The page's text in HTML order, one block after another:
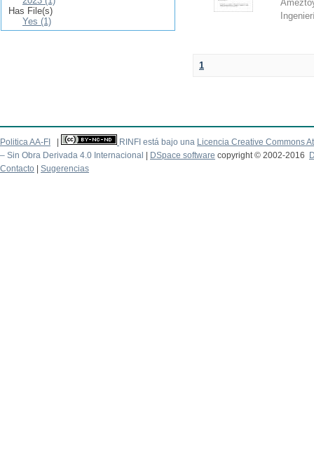
1
Has File(s)
Yes (1)
Politica AA-FI RINFI está bajo una Licencia Creative Commons
– Sin Obra Derivada 4.0 Internacional
DSpace software copyright © 2002-2016
Contacto
Sugerencias